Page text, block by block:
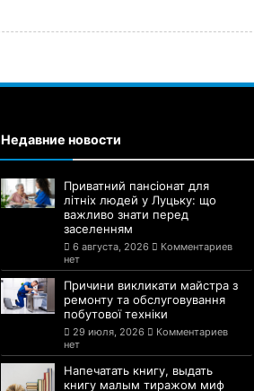
Недавние новости
Приватний пансіонат для
літніх людей у Луцьку: що
важливо знати перед
заселенням
6 августа, 2026
Комментариев
нет
Причини викликати майстра з
ремонту та обслуговування
побутової техніки
29 июля, 2026
Комментариев
нет
Напечатать книгу, выдать
книгу малым тиражом миф